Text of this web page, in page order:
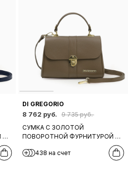
И
DI
DI GREGORIO
8 762 руб.
9 735 руб.
СУМКА С ЗОЛОТОЙ
ПОВОРОТНОЙ ФУРНИТУРОЙ И
МЕТАЛЛИЧЕСКИМИ БУКВАМИ DI
GREGORIO В ТЕМНО-БЕЖЕВОМ
438 на счет